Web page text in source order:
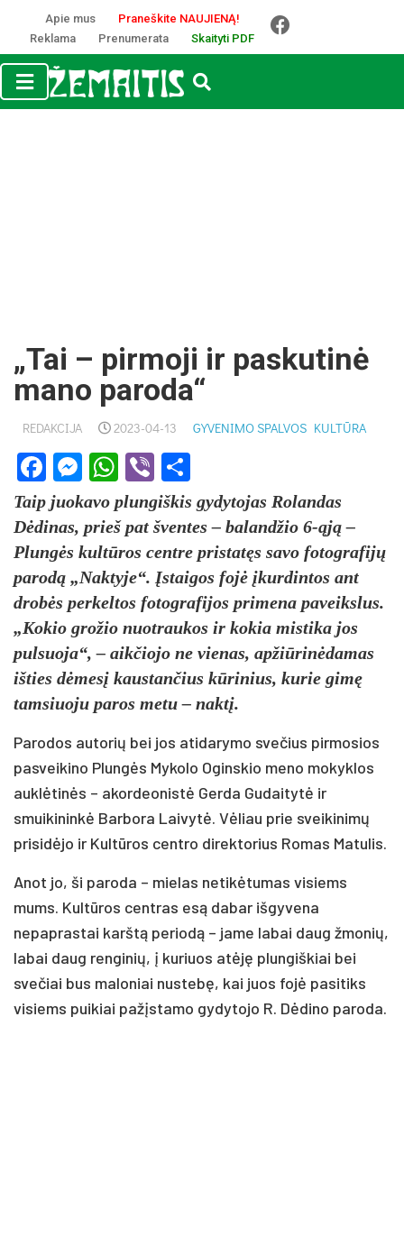
Apie mus
Praneškite NAUJIENĄ!
Reklama
Prenumerata Skaityti PDF
„Tai – pirmoji ir paskutinė
mano paroda“
REDAKCIJA 2023-04-13 GYVENIMO SPALVOS KULTŪRA
Facebook
Messenger
WhatsApp
Viber
Taip juokavo plungiškis gydytojas Rolandas
Dėdinas, prieš pat šventes – balandžio 6-ąją –
Plungės kultūros centre pristatęs savo fotografijų
parodą „Naktyje“. Įstaigos fojė įkurdintos ant
drobės perkeltos fotografijos primena paveikslus.
„Kokio grožio nuotraukos ir kokia mistika jos
pulsuoja“, – aikčiojo ne vienas, apžiūrinėdamas
išties dėmesį kaustančius kūrinius, kurie gimę
tamsiuoju paros metu – naktį.
Parodos autorių bei jos atidarymo svečius pirmosios
pasveikino Plungės Mykolo Oginskio meno mokyklos
auklėtinės – akordeonistė Gerda Gudaitytė ir
smuikininkė Barbora Laivytė. Vėliau prie sveikinimų
prisidėjo ir Kultūros centro direktorius Romas Matulis.
Anot jo, ši paroda – mielas netikėtumas visiems
mums. Kultūros centras esą dabar išgyvena
nepaprastai karštą periodą – jame labai daug žmonių,
labai daug renginių, į kuriuos atėję plungiškiai bei
svečiai bus maloniai nustebę, kai juos fojė pasitiks
visiems puikiai pažįstamo gydytojo R. Dėdino paroda.